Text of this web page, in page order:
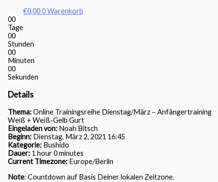
€0,000Warenkorb
00
Tage
00
Stunden
00
Minuten
00
Sekunden
Details
Thema:Online Trainingsreihe Dienstag/März – Anfängertraining
Weiß + Weiß-Gelb Gurt
Eingeladen von: Noah Bitsch
Beginn: Dienstag, März 2, 2021 16:45
Kategorie: Bushido
Dauer: 1 hour 0 minutes
Current Timezone: Europe/Berlin
Note: Countdown auf Basis Deiner lokalen Zeitzone.